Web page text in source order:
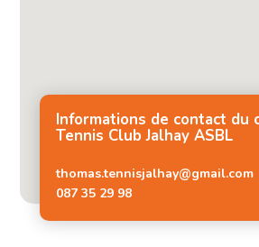
Informations de contact du
Tennis Club Jalhay ASBL
thomas.tennisjalhay@gmail.com
087 35 29 98